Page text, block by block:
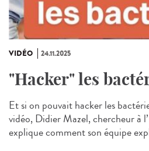
VIDÉO 24.11.2025
"Hacker" les
Et si on pouvait hacker les
vidéo, Didier Mazel, chercheur à
explique comment son équipe